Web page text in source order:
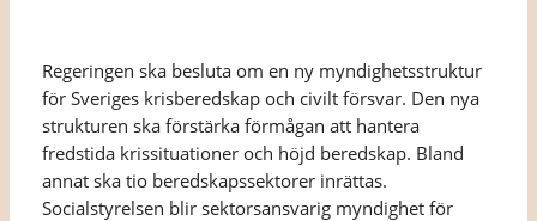
Regeringen ska besluta om en ny myndighetsstruktur
för Sveriges krisberedskap och civilt försvar. Den nya
strukturen ska förstärka förmågan att hantera
fredstida krissituationer och höjd beredskap. Bland
annat ska tio beredskapssektorer inrättas.
Socialstyrelsen blir sektorsansvarig myndighet för